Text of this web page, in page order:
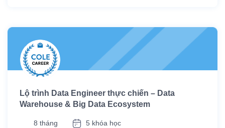
Lộ trình Data Engineer thực chiến – Data
Warehouse & Big Data Ecosystem
8 tháng 5 khóa học